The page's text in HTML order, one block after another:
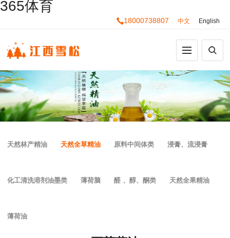
365体育
18000738807 中文 English
天然林产精油 天然全草精油 原料中间体类 浸膏、流浸膏
化工清洗溶剂油墨类 薄荷脑 醛 、醇、酮类 天然全果精油
薄荷油